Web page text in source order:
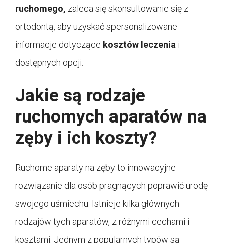
ruchomego, zaleca się skonsultowanie się z
ortodontą, aby uzyskać spersonalizowane
informacje dotyczące kosztów leczenia i
dostępnych opcji.
Jakie są rodzaje
ruchomych aparatów na
zęby i ich koszty?
Ruchome aparaty na zęby to innowacyjne
rozwiązanie dla osób pragnących poprawić urodę
swojego uśmiechu. Istnieje kilka głównych
rodzajów tych aparatów, z różnymi cechami i
kosztami. Jednym z popularnych typów są